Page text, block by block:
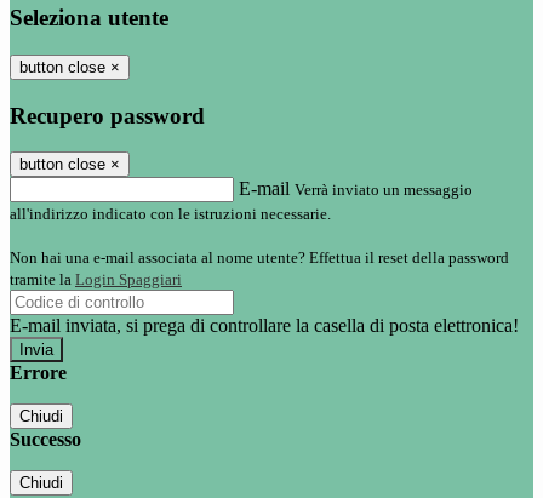
Seleziona utente
button close ×
Recupero password
button close ×
E-mail Verrà inviato un messaggio
all'indirizzo indicato con le istruzioni necessarie.
Non hai una e-mail associata al nome utente? Effettua il reset della password
tramite la Login Spaggiari
E-mail inviata, si prega di controllare la casella di posta elettronica!
Errore
Chiudi
Successo
Chiudi